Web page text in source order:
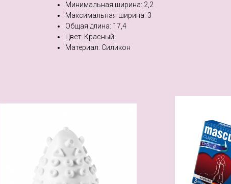
Минимальная ширина: 2,2
Максимальная ширина: 3
Общая длина: 17,4
Цвет: Красный
Материал: Cиликон